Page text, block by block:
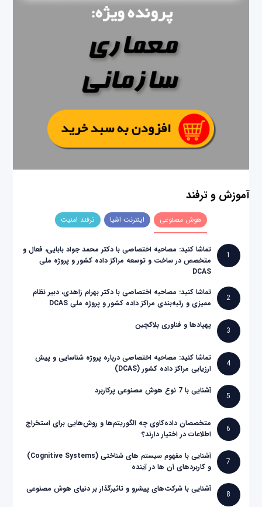
آموزش و ترفند
هوش مصنوعی اینترنت اشیا ترفند امنیت
1
تماشا کنید: مصاحبه اختصاصی با دکتر محمد جواد بابایی، فعال و
متخصص در ساخت و توسعه مراکز داده کشور و پروژه ملی
DCAS
2
تماشا کنید: مصاحبه اختصاصی با دکتر بهرام زاهدی، دبیر نظام
ممیزی و رتبه‌بندی مراکز داده کشور و پروژه ملی DCAS
3
پهپادها و فناوری بلاکچین
4
تماشا کنید: مصاحبه اختصاصی درباره پروژه شناسایی و پیش
ارزیابی مراکز داده کشور (DCAS)
5
آشنایی با 7 نوع هوش مصنوعی پرکاربرد
6
متخصصان داده‌کاوی چه الگوریتم‌ها و روش‌هایی برای استخراج
اطلاعات در اختیار دارند؟
7
آشنایی با مفهوم سیستم های شناختی (Cognitive Systems)
و کاربردهای آن ها در آینده
8
آشنایی با شرکت‌های پیشرو و تاثیرگذار بر دنیای هوش مصنوعی